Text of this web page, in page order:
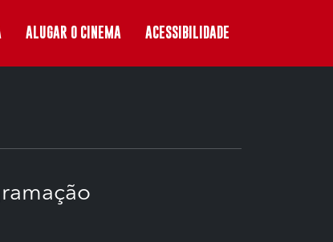
ALUGAR O CINEMA ACESSIBILIDADE